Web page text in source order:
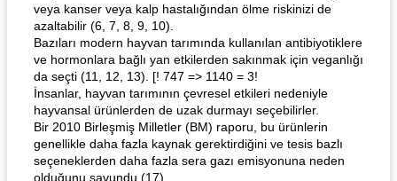
veya kanser veya kalp hastalığından ölme riskinizi de
azaltabilir (6, 7, 8, 9, 10).
Bazıları modern hayvan tarımında kullanılan antibiyotiklere
ve hormonlara bağlı yan etkilerden sakınmak için veganlığı
da seçti (11, 12, 13). [! 747 => 1140 = 3!
İnsanlar, hayvan tarımının çevresel etkileri nedeniyle
hayvansal ürünlerden de uzak durmayı seçebilirler.
Bir 2010 Birleşmiş Milletler (BM) raporu, bu ürünlerin
genellikle daha fazla kaynak gerektirdiğini ve tesis bazlı
seçeneklerden daha fazla sera gazı emisyonuna neden
olduğunu savundu (17).